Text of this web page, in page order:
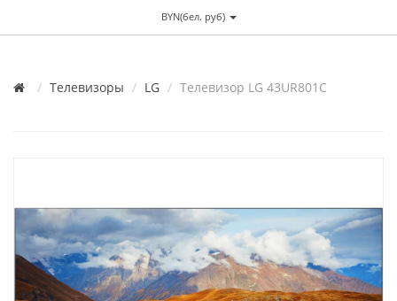
BYN(бел. руб)
Телевизоры LG Телевизор LG 43UR801C